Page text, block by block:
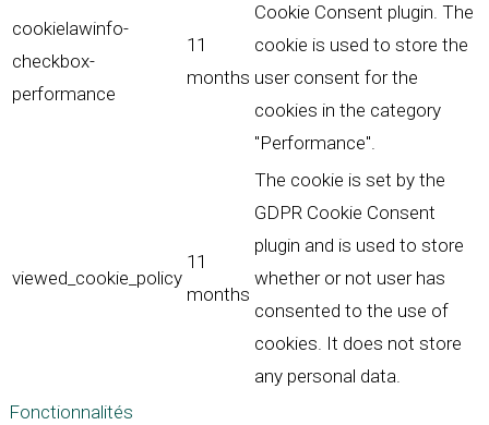
cookielawinfo-
checkbox-
performance
11
months
Cookie Consent plugin. The
cookie is used to store the
user consent for the
cookies in the category
"Performance".
viewed_cookie_policy
11
months
The cookie is set by the
GDPR Cookie Consent
plugin and is used to store
whether or not user has
consented to the use of
cookies. It does not store
any personal data.
Fonctionnalités